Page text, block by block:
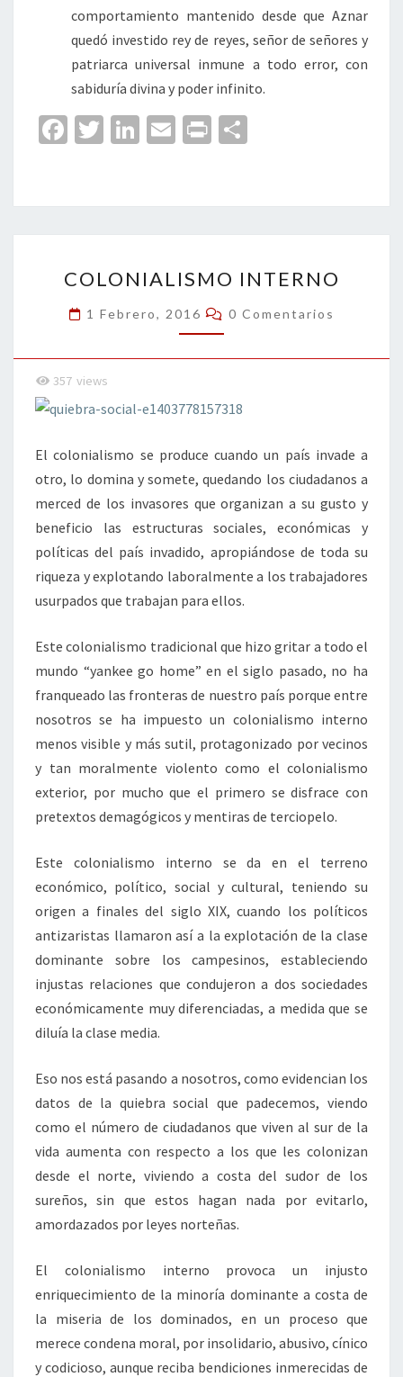
comportamiento mantenido desde que Aznar
quedó investido rey de reyes, señor de señores y
patriarca universal inmune a todo error, con
sabiduría divina y poder infinito.
Fa
o
o
k
T
er
Li
dI
n
E
l
Pr
p
ar
tir
INTERNO
COLONIALISMO INTERNO
1 Febrero, 2016 Comentarios
0 Comentarios
357 views
El colonialismo se produce cuando un país invade a
otro, lo domina y somete, quedando los ciudadanos a
merced de los invasores que organizan a su gusto y
beneficio las estructuras sociales, económicas y
políticas del país invadido, apropiándose de toda su
riqueza y explotando laboralmente a los trabajadores
usurpados que trabajan para ellos.
Este colonialismo tradicional que hizo gritar a todo el
mundo “yankee go home” en el siglo pasado, no ha
franqueado las fronteras de nuestro país porque entre
nosotros se ha impuesto un colonialismo interno
menos visible y más sutil, protagonizado por vecinos
y tan moralmente violento como el colonialismo
exterior, por mucho que el primero se disfrace con
pretextos demagógicos y mentiras de terciopelo.
Este colonialismo interno se da en el terreno
económico, político, social y cultural, teniendo su
origen a finales del siglo XIX, cuando los políticos
antizaristas llamaron así a la explotación de la clase
dominante sobre los campesinos, estableciendo
injustas relaciones que condujeron a dos sociedades
económicamente muy diferenciadas, a medida que se
diluía la clase media.
Eso nos está pasando a nosotros, como evidencian los
datos de la quiebra social que padecemos, viendo
como el número de ciudadanos que viven al sur de la
vida aumenta con respecto a los que les colonizan
desde el norte, viviendo a costa del sudor de los
sureños, sin que estos hagan nada por evitarlo,
amordazados por leyes norteñas.
El colonialismo interno provoca un injusto
enriquecimiento de la minoría dominante a costa de
la miseria de los dominados, en un proceso que
merece condena moral, por insolidario, abusivo, cínico
y codicioso, aunque reciba bendiciones inmerecidas de